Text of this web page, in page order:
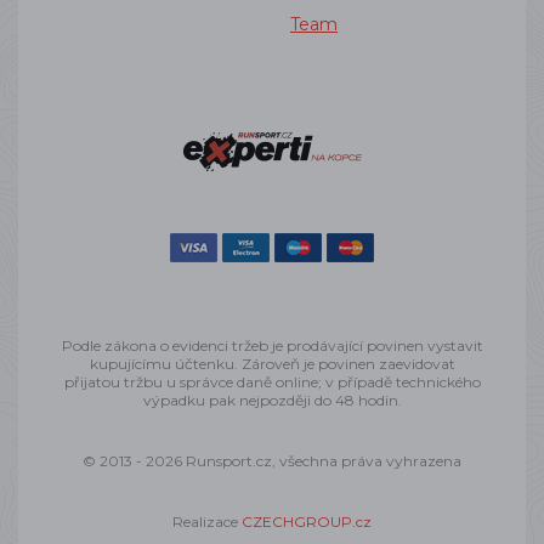
Team
Podle zákona o evidenci tržeb je prodávající povinen vystavit
kupujícímu účtenku. Zároveň je povinen zaevidovat
přijatou tržbu u správce daně online; v případě technického
výpadku pak nejpozději do 48 hodin.
© 2013 - 2026 Runsport.cz, všechna práva vyhrazena
Realizace CZECHGROUP.cz